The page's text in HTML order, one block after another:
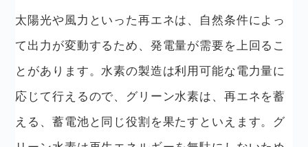
太陽光や風力といった再エネは、自然条件によっ
て出力が変動するため、発電量が需要を上回るこ
とがあります。水素の製造は利用可能な電力量に
応じて行えるので、グリーン水素は、再エネを蓄
える、蓄電池と同じ役割を果たすといえます。グ